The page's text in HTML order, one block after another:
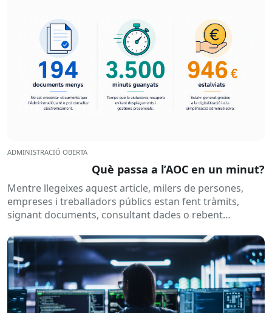
ADMINISTRACIÓ OBERTA
Què passa a l’AOC en un minut?
Mentre llegeixes aquest article, milers de persones,
empreses i treballadors públics estan fent tràmits,
signant documents, consultant dades o rebent
habitualment...